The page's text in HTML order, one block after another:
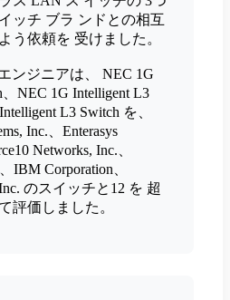
ッチ ブラ ンドとの相互
う依頼を 受けました。
ンジニアは、 NEC 1G
NEC 1G Intelligent L3
L3 Switch を、
Inc.、Enterasys
Networks, Inc.、
IBM Corporation、
のスイッチと12 を 超
評価しました。